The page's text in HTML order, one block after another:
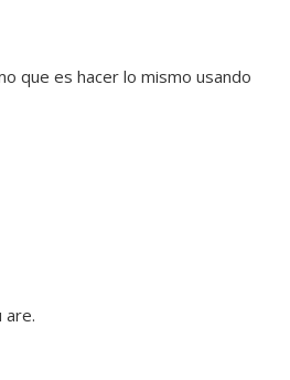
que es hacer lo mismo usando
are.